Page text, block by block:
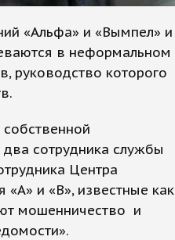
«Альфа» и «Вымпел» и
в неформальном
руководство которого
сотрудника службы
Центра
«А» и «В», известные как
мошенничество и